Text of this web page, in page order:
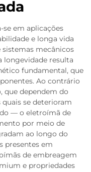
em aplicações
e longa vida
mecânicos
longevidade resulta
fundamental, que
Ao contrário
que dependem do
se deterioram
— o eletroímã de
por meio de
ao longo do
presentes em
de embreagem
e propriedades